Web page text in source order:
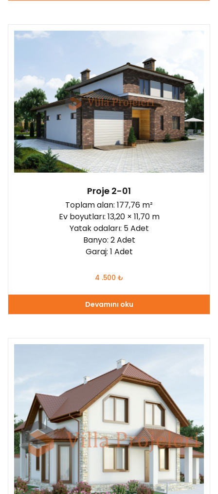
Proje 2-01
Toplam alan: 177,76 m²
Ev boyutları: 13,20 × 11,70 m
Yatak odaları: 5 Adet
Banyo: 2 Adet
Garaj: 1 Adet
4 .500 ₺
Devamını oku